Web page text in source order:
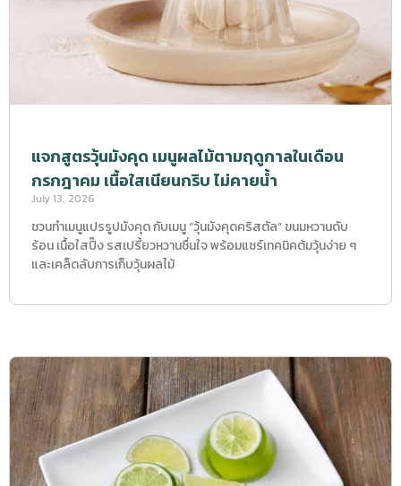
แจกสูตรวุ้นมังคุด เมนูผลไม้ตามฤดูกาลในเดือน
กรกฎาคม เนื้อใสเนียนกริบ ไม่คายน้ำ
July 13, 2026
ชวนทำเมนูแปรรูปมังคุด กับเมนู “วุ้นมังคุดคริสตัล” ขนมหวานดับ
ร้อน เนื้อใสปิ๊ง รสเปรี้ยวหวานชื่นใจ พร้อมแชร์เทคนิคต้มวุ้นง่าย ๆ
และเคล็ดลับการเก็บวุ้นผลไม้